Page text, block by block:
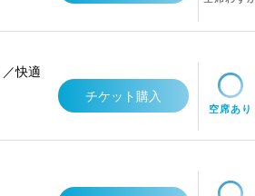
快適
チケット購入
空席あり